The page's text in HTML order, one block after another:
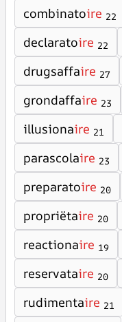
combinatoire 22
declaratoire 22
drugsaffaire 27
grondaffaire 23
illusionaire 21
parascolaire 23
preparatoire 20
propriëtaire 20
reactionaire 19
reservataire 20
rudimentaire 21